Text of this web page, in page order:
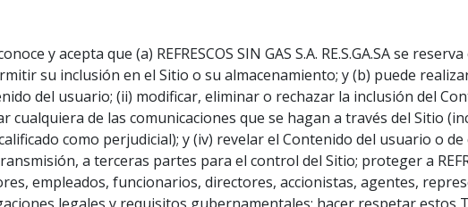
y acepta que (a) REFRESCOS SIN GAS S.A. RE.S.GA.SA se
su inclusión en el Sitio o su almacenamiento; y (b) puede
del usuario; (ii) modificar, eliminar o rechazar la inclusión del
de las comunicaciones que se hagan a través del Sitio
como perjudicial); y (iv) revelar el Contenido del usuario o
a terceras partes para el control del Sitio; proteger a
empleados, funcionarios, directores, accionistas, agentes,
legales y requisitos gubernamentales; hacer respetar estos